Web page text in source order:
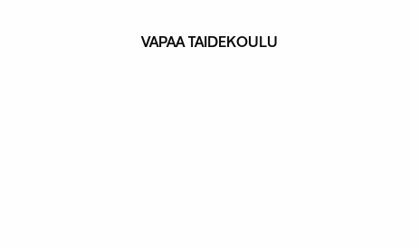
VAPAA TAIDEKOULU